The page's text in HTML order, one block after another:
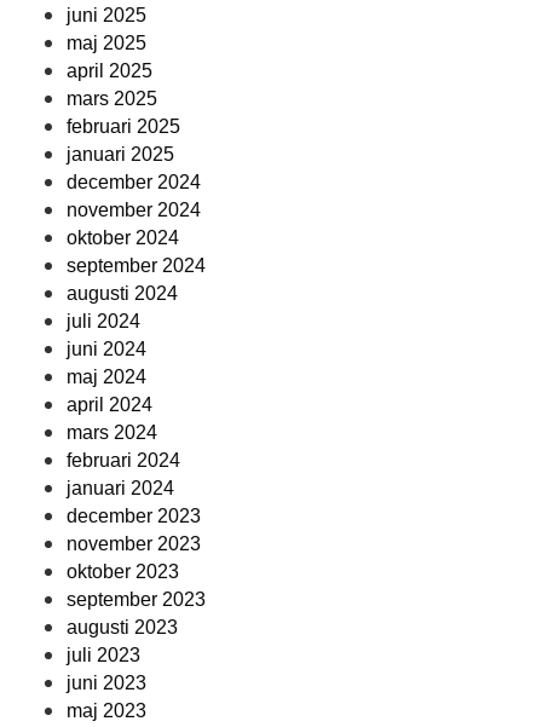
juni 2025
maj 2025
april 2025
mars 2025
februari 2025
januari 2025
december 2024
november 2024
oktober 2024
september 2024
augusti 2024
juli 2024
juni 2024
maj 2024
april 2024
mars 2024
februari 2024
januari 2024
december 2023
november 2023
oktober 2023
september 2023
augusti 2023
juli 2023
juni 2023
maj 2023